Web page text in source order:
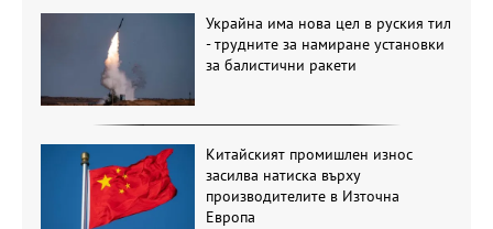
Украйна има нова цел в руския тил
- трудните за намиране установки
за балистични ракети
Китайският промишлен износ
засилва натиска върху
производителите в Източна
Европа